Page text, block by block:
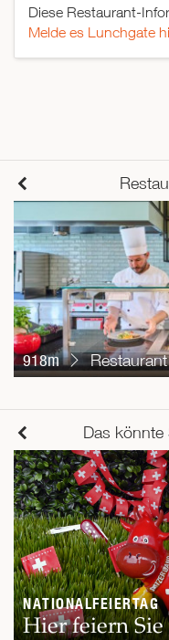
Diese Restaurant-
Melde es Lunchgate
918m
Das könnte
NATIONALFEIERTAG
Hier feiern